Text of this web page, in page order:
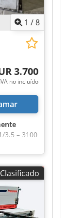
1 /8
3.700
no incluído
3.5 – 3100
LVD
de
chapa
Tope
× 1800
Clasificado